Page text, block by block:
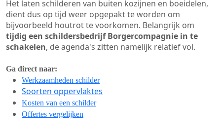
Het laten schilderen van buiten kozijnen en boeidelen,
dient dus op tijd weer opgepakt te worden om
bijvoorbeeld houtrot te voorkomen. Belangrijk om
tijdig een schildersbedrijf Borgercompagnie in te
schakelen, de agenda's zitten namelijk relatief vol.
Ga direct naar:
Werkzaamheden schilder
Soorten oppervlaktes
Kosten van een schilder
Offertes vergelijken